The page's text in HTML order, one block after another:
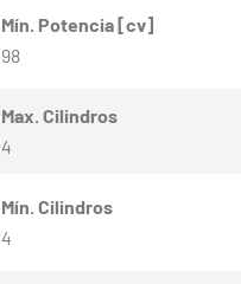
Mín. Potencia [cv]
98
Max. Cilindros
4
Mín. Cilindros
4